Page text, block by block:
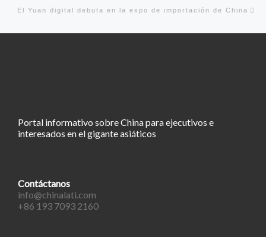
El Yuan digital debuta en la expo de importación de China
Portal informativo sobre China para ejecutivos e
interesados en el gigante asiáticos
Contáctanos
info@chinalati.com
+86 193 7093 2160